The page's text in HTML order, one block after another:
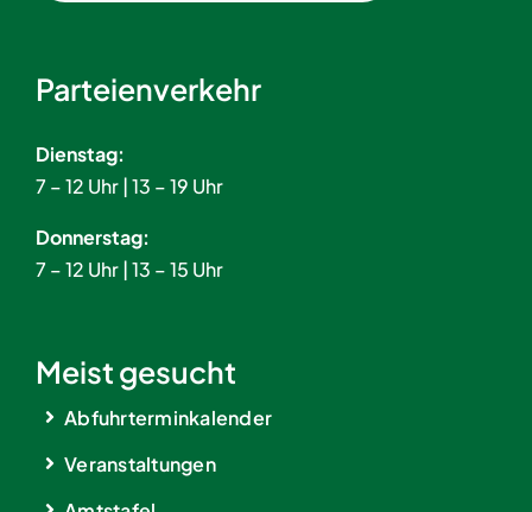
Parteienverkehr
Dienstag:
7 – 12 Uhr | 13 – 19 Uhr
Donnerstag:
7 – 12 Uhr | 13 – 15 Uhr
Meist gesucht
Abfuhrterminkalender
Veranstaltungen